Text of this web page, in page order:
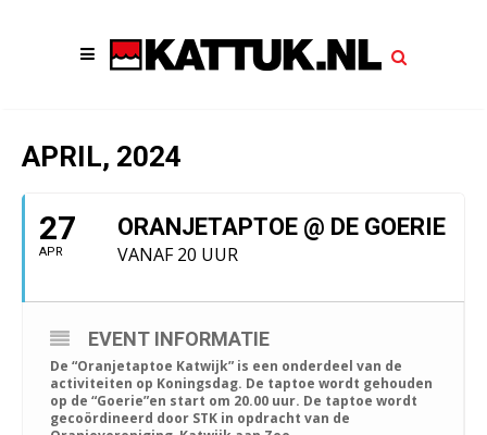
APRIL, 2024
27
APR
ORANJETAPTOE @ DE GOERIE
VANAF 20 UUR
EVENT INFORMATIE
De “Oranjetaptoe Katwijk” is een onderdeel van de
activiteiten op Koningsdag. De taptoe wordt gehouden
op de “Goerie”en start om 20.00 uur. De taptoe wordt
gecoördineerd door STK in opdracht van de